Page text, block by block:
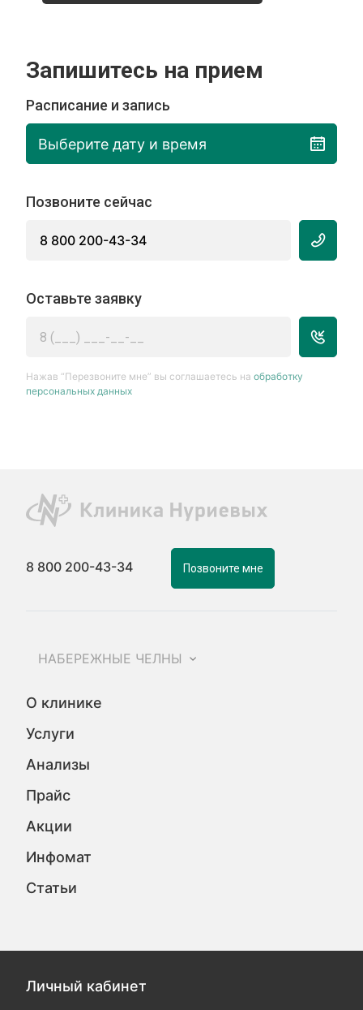
Запишитесь на прием
Расписание и запись
Выберите дату и время
Позвоните сейчас
8 800 200-43-34
Оставьте заявку
Нажав “Перезвоните мне” вы соглашаетесь наобработку
персональных данных
8 800 200-43-34 Позвоните мне
НАБЕРЕЖНЫЕ ЧЕЛНЫ
О клинике
Услуги
Анализы
Прайс
Акции
Инфомат
Статьи
Личный кабинет